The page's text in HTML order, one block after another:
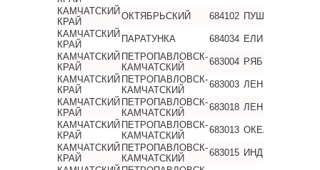
КАМЧАТСКИЙ
КРАЙ
ОКТЯБРЬСКИЙ 684102 ПУШКИНСКАЯ
КАМЧАТСКИЙ
КРАЙ
ПАРАТУНКА 684034 ЕЛИЗОВА
КАМЧАТСКИЙ
КРАЙ
ПЕТРОПАВЛОВСК-
КАМЧАТСКИЙ
683004 РЯБИКОВСКАЯ
КАМЧАТСКИЙ
КРАЙ
ПЕТРОПАВЛОВСК-
КАМЧАТСКИЙ
683003
КАМЧАТСКИЙ
КРАЙ
ПЕТРОПАВЛОВСК-
КАМЧАТСКИЙ
683018 ЛЕНИНСКАЯ
КАМЧАТСКИЙ
КРАЙ
ПЕТРОПАВЛОВСК-
КАМЧАТСКИЙ
683013 ОКЕАНСКАЯ
КАМЧАТСКИЙ
КРАЙ
ПЕТРОПАВЛОВСК-
КАМЧАТСКИЙ
683015